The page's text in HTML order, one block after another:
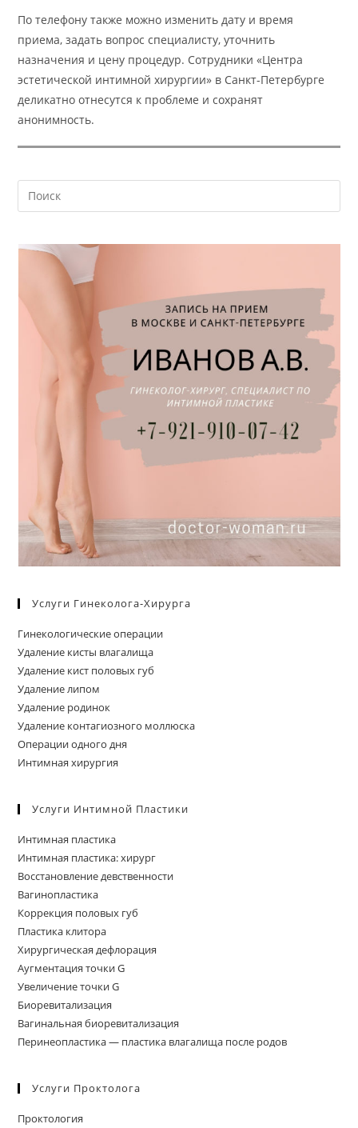
По телефону также можно изменить дату и время
приема, задать вопрос специалисту, уточнить
назначения и цену процедур. Сотрудники «Центра
эстетической интимной хирургии» в Санкт-Петербурге
деликатно отнесутся к проблеме и сохранят
анонимность.
Услуги Гинеколога-Хирурга
Гинекологические операции
Удаление кисты влагалища
Удаление кист половых губ
Удаление липом
Удаление родинок
Удаление контагиозного моллюска
Операции одного дня
Интимная хирургия
Услуги Интимной Пластики
Интимная пластика
Интимная пластика: хирург
Восстановление девственности
Вагинопластика
Коррекция половых губ
Пластика клитора
Хирургическая дефлорация
Аугментация точки G
Увеличение точки G
Биоревитализация
Вагинальная биоревитализация
Перинеопластика — пластика влагалища после родов
Услуги Проктолога
Проктология